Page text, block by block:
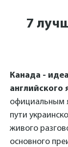
7
Канада -
английского
официальным
пути
живого
основного